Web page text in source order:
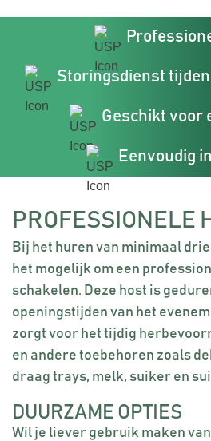
Storingsdienst
Geschikt voor
Eenvoudig
PROFESSIONELE
Bij het huren van minimaal
het mogelijk om een
schakelen. Deze host is
openingstijden van het
zorgt voor het tijdig
en andere toebehoren zoals
draag trays, melk, suiker en
DUURZAME OPTIES
Wil je liever gebruik maken